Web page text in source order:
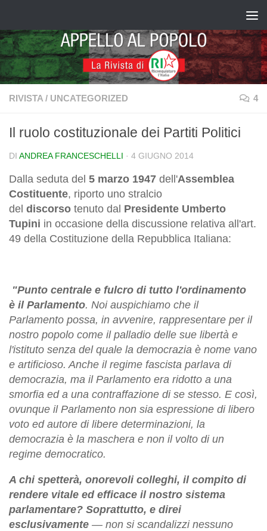
RIVISTA / UNCATEGORIZED 4
Il ruolo costituzionale dei Partiti Politici
DI ANDREA FRANCESCHELLI · 4 GIUGNO 2014
Dalla seduta del 5 marzo 1947 dell'Assemblea
Costituente, riporto uno stralcio
del discorso tenuto dal Presidente Umberto
Tupini in occasione della discussione relativa all'art.
49 della Costituzione della Repubblica Italiana:
"Punto centrale e fulcro di tutto l'ordinamento
è il Parlamento. Noi auspichiamo che il
Parlamento possa, in avvenire, rappresentare per il
nostro popolo come il palladio delle sue libertà e
l'istituto senza del quale la democrazia è nome vano
e artificioso. Anche il regime fascista parlava di
democrazia, ma il Parlamento era ridotto a una
smorfia ed a una contraffazione di se stesso. E così,
ovunque il Parlamento non sia espressione di libero
voto ed autore di libere determinazioni, la
democrazia è la maschera e non il volto di un
regime democratico.
A chi spetterà, onorevoli colleghi, il compito di
rendere vitale ed efficace il nostro sistema
parlamentare? Soprattutto, e direi
esclusivamente — non si scandalizzi nessuno